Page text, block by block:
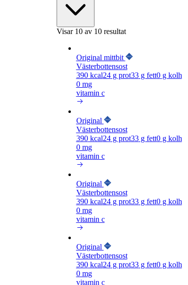
Visar 10av 10 resultat
Original mittbit
Västerbottensost
390kcal24g prot33g fett0g kolh
0 mg
vitamin c
Original
Västerbottensost
390kcal24g prot33g fett0g kolh
0 mg
vitamin c
Original
Västerbottensost
390kcal24g prot33g fett0g kolh
0 mg
vitamin c
Original
Västerbottensost
390kcal24g prot33g fett0g kolh
0 mg
vitamin c